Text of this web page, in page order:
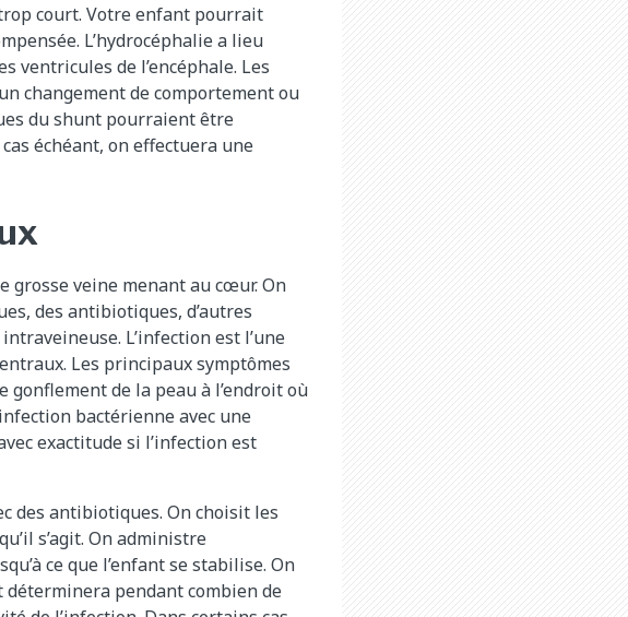
court. Votre enfant pourrait
L’hydrocéphalie a lieu
ventricules de l’encéphale. Les
changement de comportement ou
du shunt pourraient être
échéant, on effectuera une
grosse veine menant au cœur. On
des antibiotiques, d’autres
L’infection est l’une
Les principaux symptômes
gonflement de la peau à l’endroit où
bactérienne avec une
exactitude si l’infection est
des antibiotiques. On choisit les
s’agit. On administre
ce que l’enfant se stabilise. On
pendant combien de